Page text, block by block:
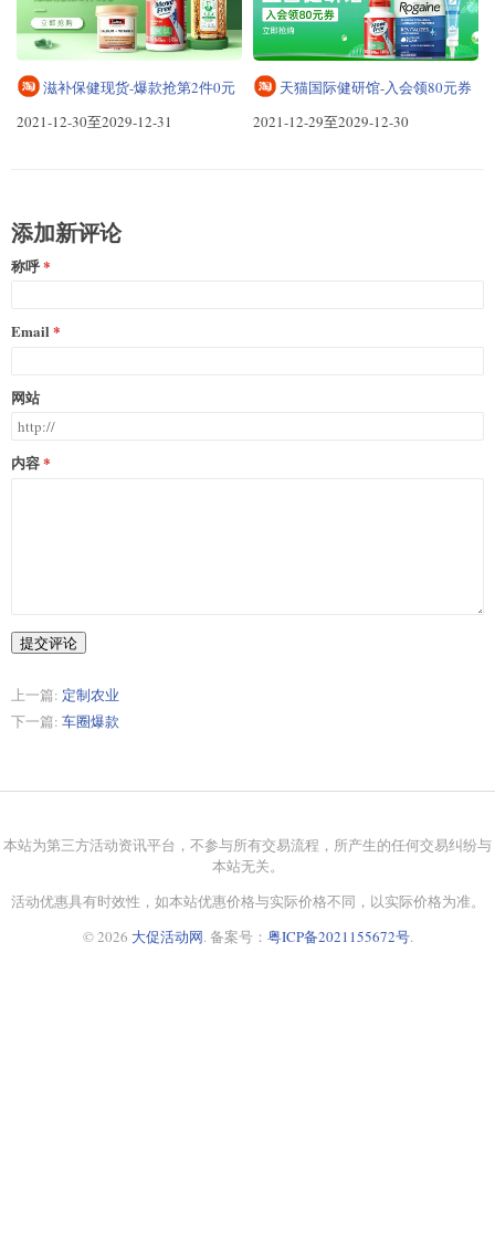
滋补保健现货-爆款抢第2件0元
2021-12-30至2029-12-31
天猫国际健研馆-入会领80元券
2021-12-29至2029-12-30
添加新评论
称呼
Email
网站
内容
提交评论
上一篇: 定制农业
下一篇: 车圈爆款
本站为第三方活动资讯平台，不参与所有交易流程，所产生的任何交易纠纷与
本站无关。
活动优惠具有时效性，如本站优惠价格与实际价格不同，以实际价格为准。
© 2026 大促活动网. 备案号： 粤ICP备2021155672号.